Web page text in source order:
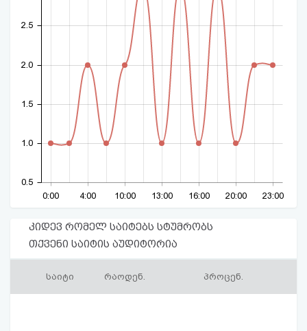
0:00 4:00 10:00 13:00 16:00 20:00 23:00
0.5
1.0
1.5
2.0
2.5
კიდევ რომელ საიტებს სტუმრობს
თქვენი საიტის აუდიტორია
საიტი რაოდენ. პროცენ.